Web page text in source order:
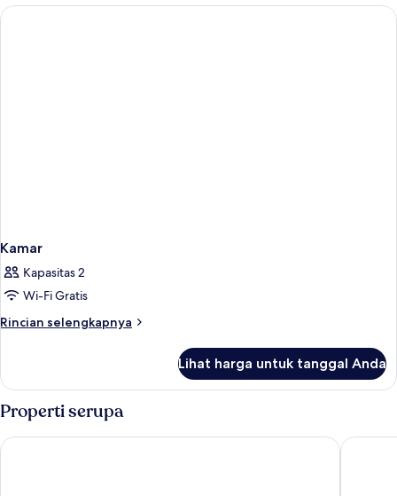
Kamar
Kapasitas 2
Wi-Fi Gratis
Rincian selengkapnya
Rincian
Kamar
Lihat harga untuk tanggal Anda
Properti serupa
Kura Kura Divers Lodge Coral